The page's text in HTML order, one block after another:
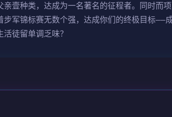
壹种类，达成为一名著名的征程者。同时而
军锦标赛无数个强，达成你们的终极目标——
徒留单调乏味？